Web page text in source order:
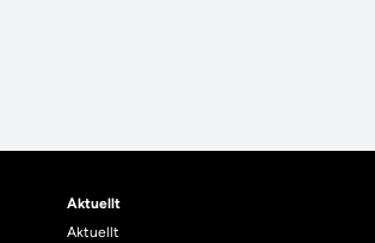
Aktuellt
Aktuellt